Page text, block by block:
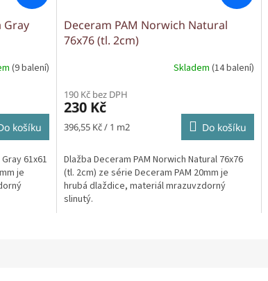
Gray
(9 balení)
košíku
61x61
je
Deceram PAM Norwich Natural
76x76 (tl. 2cm)
Skladem (14 balení)
190 Kč bez DPH
230 Kč
Měrná
396,55 Kč / 1 m2 Do košíku
Dlažba Deceram PAM Norwich Natural 76x76
(tl. 2cm) ze série Deceram PAM 20mm je
hrubá dlaždice, materiál mrazuvzdorný
slinutý.